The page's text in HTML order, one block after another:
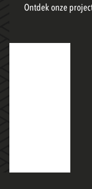
Ontdek onze